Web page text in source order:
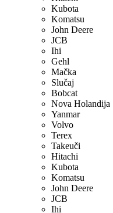
Kubota
Komatsu
John Deere
JCB
Ihi
Gehl
Mačka
Slučaj
Bobcat
Nova Holandija
Yanmar
Volvo
Terex
Takeuči
Hitachi
Kubota
Komatsu
John Deere
JCB
Ihi